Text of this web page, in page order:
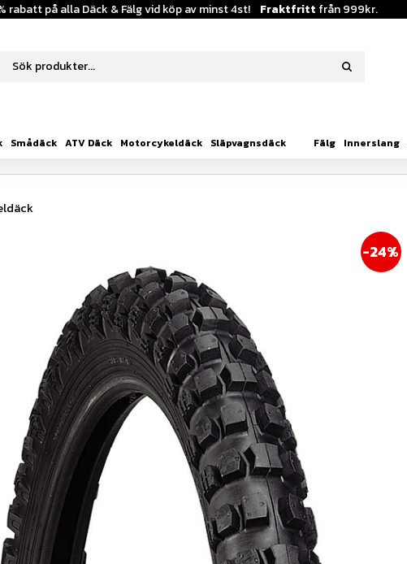
rabatt på alla Däck & Fälg vid köp av minst 4st! Fraktfritt från 999kr.
Smådäck ATV Däck Motorcykeldäck Släpvagnsdäck Fälg Innerslang
24%